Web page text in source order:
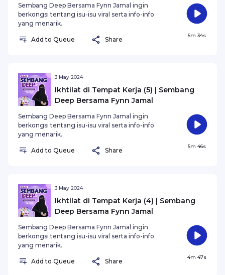
Sembang Deep Bersama Fynn Jamal ingin
berkongsi tentang isu-isu viral serta info-info
yang menarik.
Add to Queue Share
5m 34s
3 May 2024
Ikhtilat di Tempat Kerja (5) | Sembang
Deep Bersama Fynn Jamal
Sembang Deep Bersama Fynn Jamal ingin
berkongsi tentang isu-isu viral serta info-info
yang menarik.
Add to Queue Share
5m 46s
3 May 2024
Ikhtilat di Tempat Kerja (4) | Sembang
Deep Bersama Fynn Jamal
Sembang Deep Bersama Fynn Jamal ingin
berkongsi tentang isu-isu viral serta info-info
yang menarik.
Add to Queue Share
4m 47s